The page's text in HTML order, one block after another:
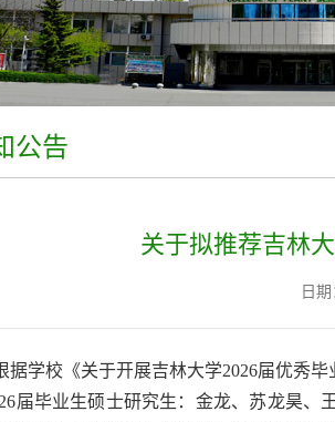
公告
关于拟推荐吉林
日
据学校《关于开展吉林大学2026届优秀
届毕业生硕士研究生：金龙、苏龙昊、